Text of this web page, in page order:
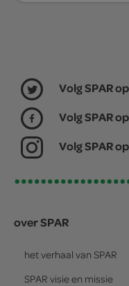
Volg SPAR
Volg SPAR
Volg SPAR
over SPAR
het verhaal van SPAR
SPAR visie en missie